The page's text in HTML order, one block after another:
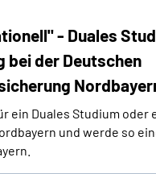
- Duales
bei der Deutschen
ein Duales Studium oder
und werde so